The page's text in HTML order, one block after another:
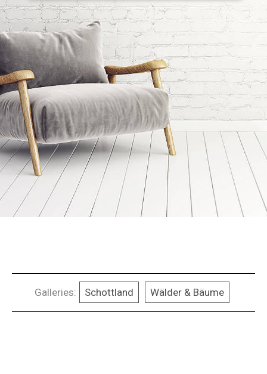
Galleries: Schottland Wälder & Bäume